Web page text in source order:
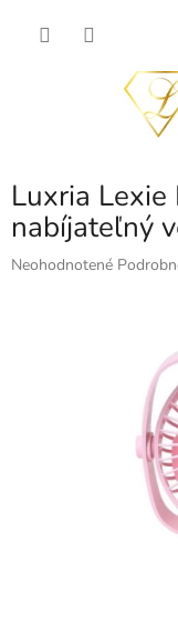
Luxria Lexie
nabíjateľný
Priemerné
Neohodnotené